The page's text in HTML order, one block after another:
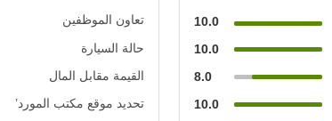
10.0
10.0
8.0
10.0
تعاون الموظفين
حالة السيارة
القيمة مقابل المال
تحديد موقع مكتب المورد’